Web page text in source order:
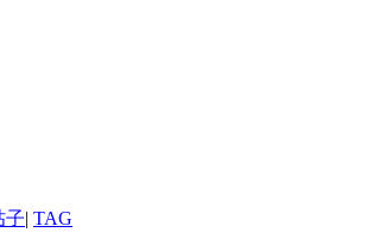
子 TAG